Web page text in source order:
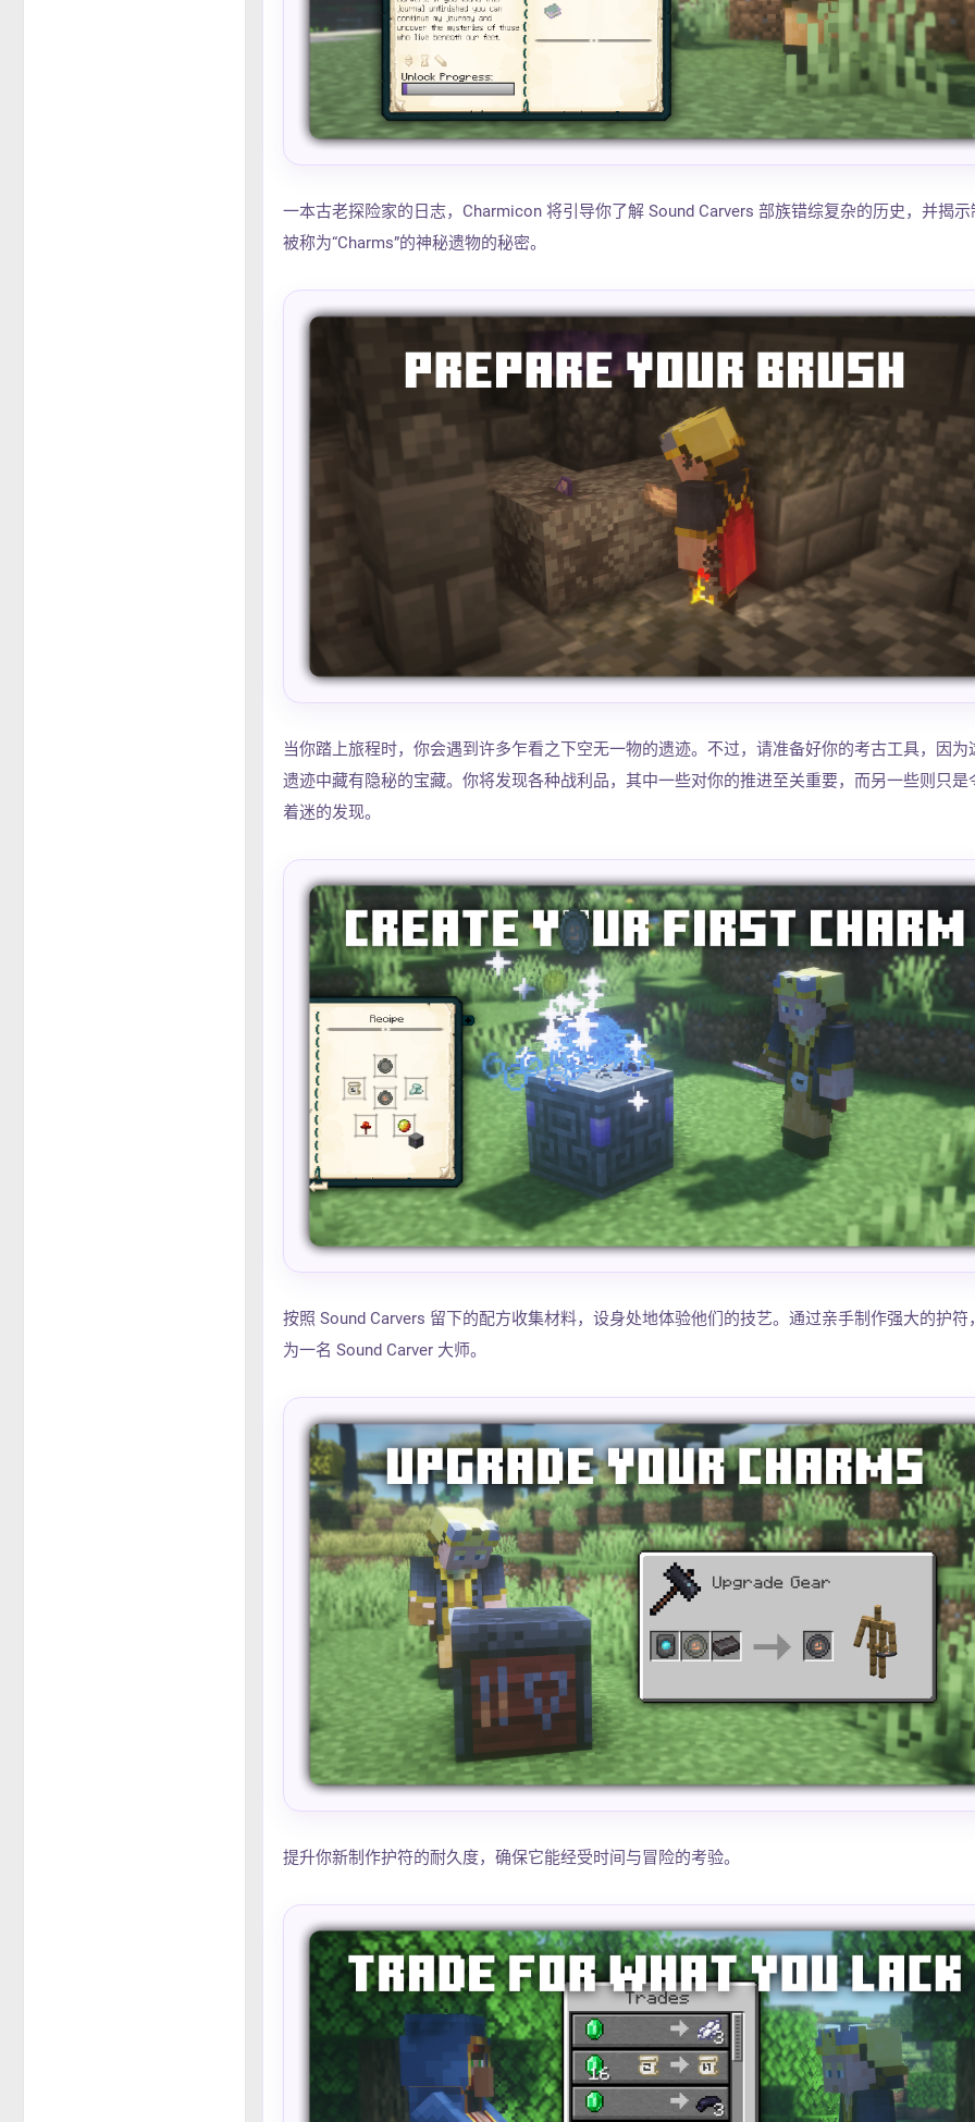
一本古老探险家的日志，Charmicon 将引导你了解 Sound Carvers 部族错综复杂的历史，并揭示
被称为“Charms”的神秘遗物的秘密。
当你踏上旅程时，你会遇到许多乍看之下空无一物的遗迹。不过，请准备好你的考古工具，因为
遗迹中藏有隐秘的宝藏。你将发现各种战利品，其中一些对你的推进至关重要，而另一些则只是
着迷的发现。
按照 Sound Carvers 留下的配方收集材料，设身处地体验他们的技艺。通过亲手制作强大的护符
为一名 Sound Carver 大师。
提升你新制作护符的耐久度，确保它能经受时间与冒险的考验。